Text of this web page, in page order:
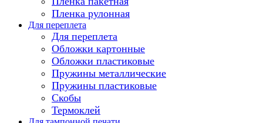
Пленка рулонная
Для переплета
Для переплета
Обложки картонные
Обложки пластиковые
Пружины металлические
Пружины пластиковые
Скобы
Термоклей